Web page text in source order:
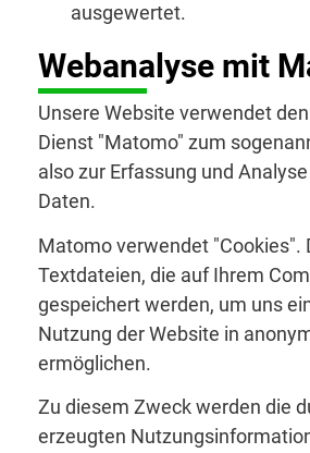
ausgewertet.
Webanalyse mit
Unsere Website verwendet
Dienst "Matomo" zum
also zur Erfassung und
Daten.
Matomo verwendet "Cookies".
Textdateien, die auf Ihrem
gespeichert werden, um uns
Nutzung der Website in
ermöglichen.
Zu diesem Zweck werden die
erzeugten